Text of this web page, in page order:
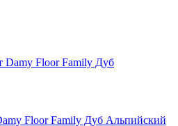
Floor Family Дуб Альпийский